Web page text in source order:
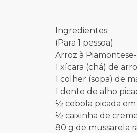
Ingredientes:
(Para 1 pessoa)
Arroz à Piamontese-
1 xícara (chá) de
1 colher (sopa) de
1 dente de alho
½ cebola picada
½ caixinha de
80 g de mussarela